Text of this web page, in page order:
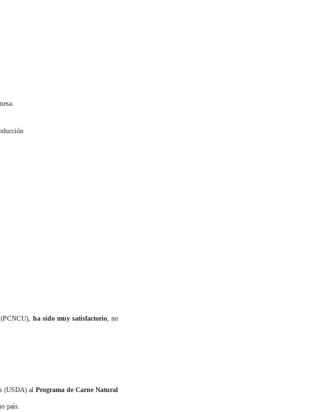
ha sido muy satisfactorio , no
(USDA) al Programa de Carne Natural
país.